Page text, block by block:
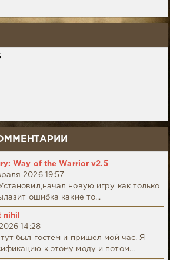
Way of the Warrior v2.5
2026 19:57
новую игру как только
ошибка какие то...
nihil
14:28
был гостем и пришел мой час. Я
к этому моду и потом...